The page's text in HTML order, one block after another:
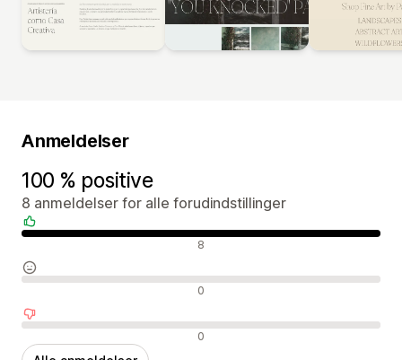
Anmeldelser
100 % positive
8 anmeldelser for alle forudindstillinger
Positive anmeldelser 8
Neutrale anmeldelser 0
Negative anmeldelser 0